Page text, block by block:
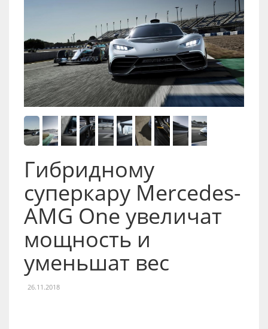
Гибридному
суперкару Mercedes-
AMG One увеличат
мощность и
уменьшат вес
26.11.2018